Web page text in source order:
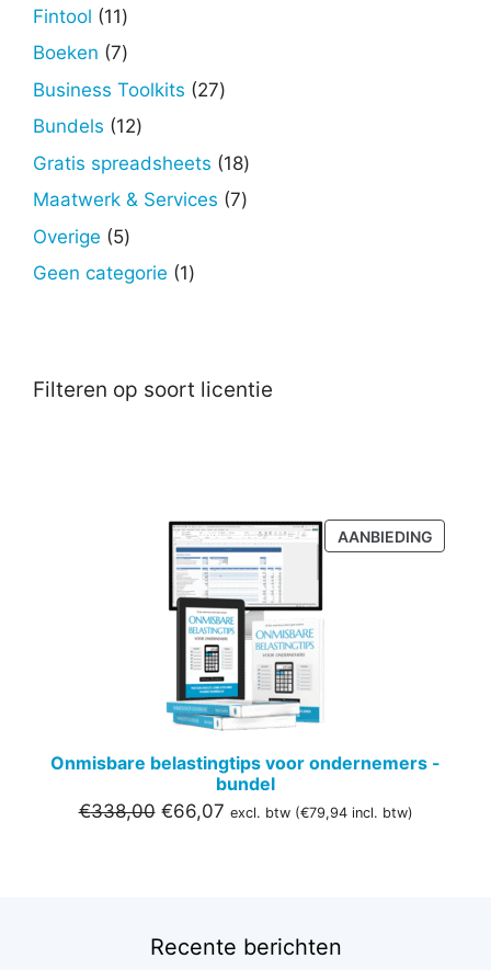
Fintool 1111
producten
Boeken 77
producten
Business Toolkits 2727
Bundels 1212
producten
Gratis spreadsheets 1818
producten
Maatwerk & Services 77
Overige 55
producten
Geen categorie 11
Filteren op soort licentie
AANBIEDING
IN
Onmisbare belastingtips voor ondernemers -
bundel
€338,00 Oorspronkelijke
€66,07Huidige
excl. btw (€79,94incl. btw)
Recente berichten